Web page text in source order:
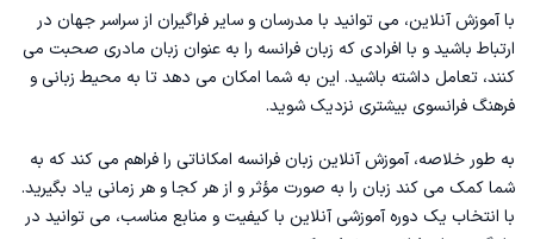
با آموزش آنلاین، می توانید با مدرسان و سایر فراگیران از سراسر جهان در
ارتباط باشید و با افرادی که زبان فرانسه را به عنوان زبان مادری صحبت می
کنند، تعامل داشته باشید. این به شما امکان می دهد تا به محیط زبانی و
فرهنگ فرانسوی بیشتری نزدیک شوید.
به طور خلاصه، آموزش آنلاین زبان فرانسه امکاناتی را فراهم می کند که به
شما کمک می کند زبان را به صورت مؤثر و از هر کجا و هر زمانی یاد بگیرید.
با انتخاب یک دوره آموزشی آنلاین با کیفیت و منابع مناسب، می توانید در